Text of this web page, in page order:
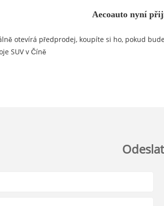
Aecoauto nyní
otevírá předprodej, koupíte si ho, pokud
SUV v Číně